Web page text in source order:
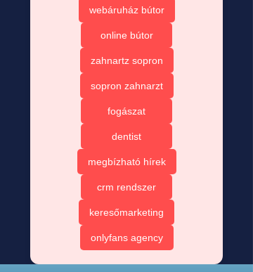
webáruház bútor
online bútor
zahnartz sopron
sopron zahnarzt
fogászat
dentist
megbízható hírek
crm rendszer
keresőmarketing
onlyfans agency